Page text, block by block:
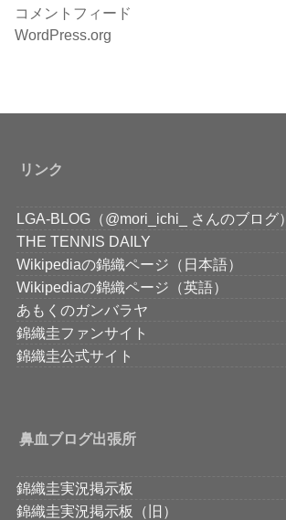
コメントフィード
WordPress.org
リンク
LGA-BLOG（@mori_ichi_ さんのブログ）
THE TENNIS DAILY
Wikipediaの錦織ページ（日本語）
Wikipediaの錦織ページ（英語）
あもくのガンバラヤ
錦織圭ファンサイト
錦織圭公式サイト
鼻血ブログ出張所
錦織圭実況掲示板
錦織圭実況掲示板（旧）